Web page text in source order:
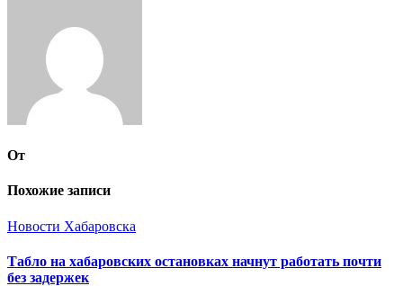
От
Похожие записи
Новости Хабаровска
Табло на хабаровских остановках начнут работать почти
без задержек